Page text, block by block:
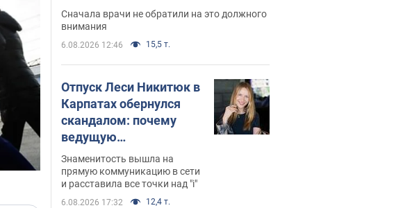
"агрессивном" раке
Сначала врачи не обратили на это должного
внимания
6.08.2026 12:46 15,5 т.
Отпуск Леси Никитюк в
Карпатах обернулся
скандалом: почему
ведущую
несправедливо
захейтили
Знаменитость вышла на
прямую коммуникацию в сети
и расставила все точки над "i"
6.08.2026 17:32 12,4 т.